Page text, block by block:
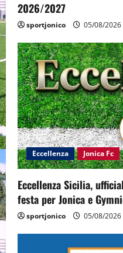
2026/2027
sportjonico 05/08/2026
Eccellenza Jonica Fc
Eccellenza Sicilia,
festa per Jonica e
sportjonico 05/08/2026